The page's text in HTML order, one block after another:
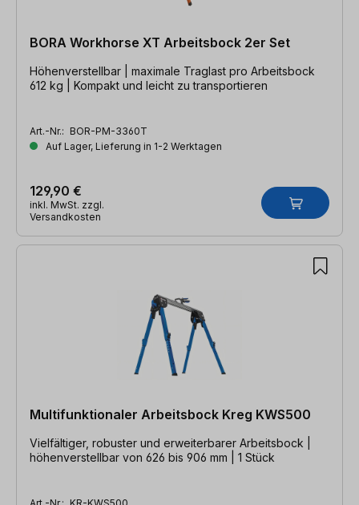
BORA Workhorse XT Arbeitsbock 2er Set
Höhenverstellbar | maximale Traglast pro Arbeitsbock
612 kg | Kompakt und leicht zu transportieren
Art.-Nr.: BOR-PM-3360T
Auf Lager, Lieferung in 1-2 Werktagen
129,90 €
inkl. MwSt. zzgl.
Versandkosten
Multifunktionaler Arbeitsbock Kreg KWS500
Vielfältiger, robuster und erweiterbarer Arbeitsbock |
höhenverstellbar von 626 bis 906 mm | 1 Stück